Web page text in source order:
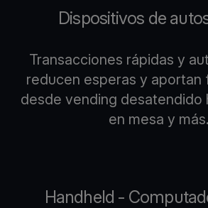
Dispositivos de
Transacciones rápidas y
reducen esperas y
desde vending desatendido
en mesa y más.
Handheld -